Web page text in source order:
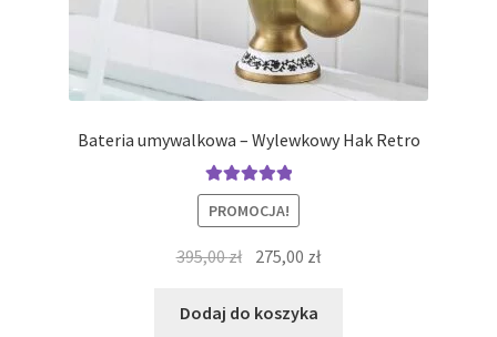
Bateria umywalkowa – Wylewkowy Hak Retro
Oceniono
5.00na 5
PROMOCJA!
395,00zł Pierwotna
wynosiła:
275,00 złAktualna
Dodaj do koszyka